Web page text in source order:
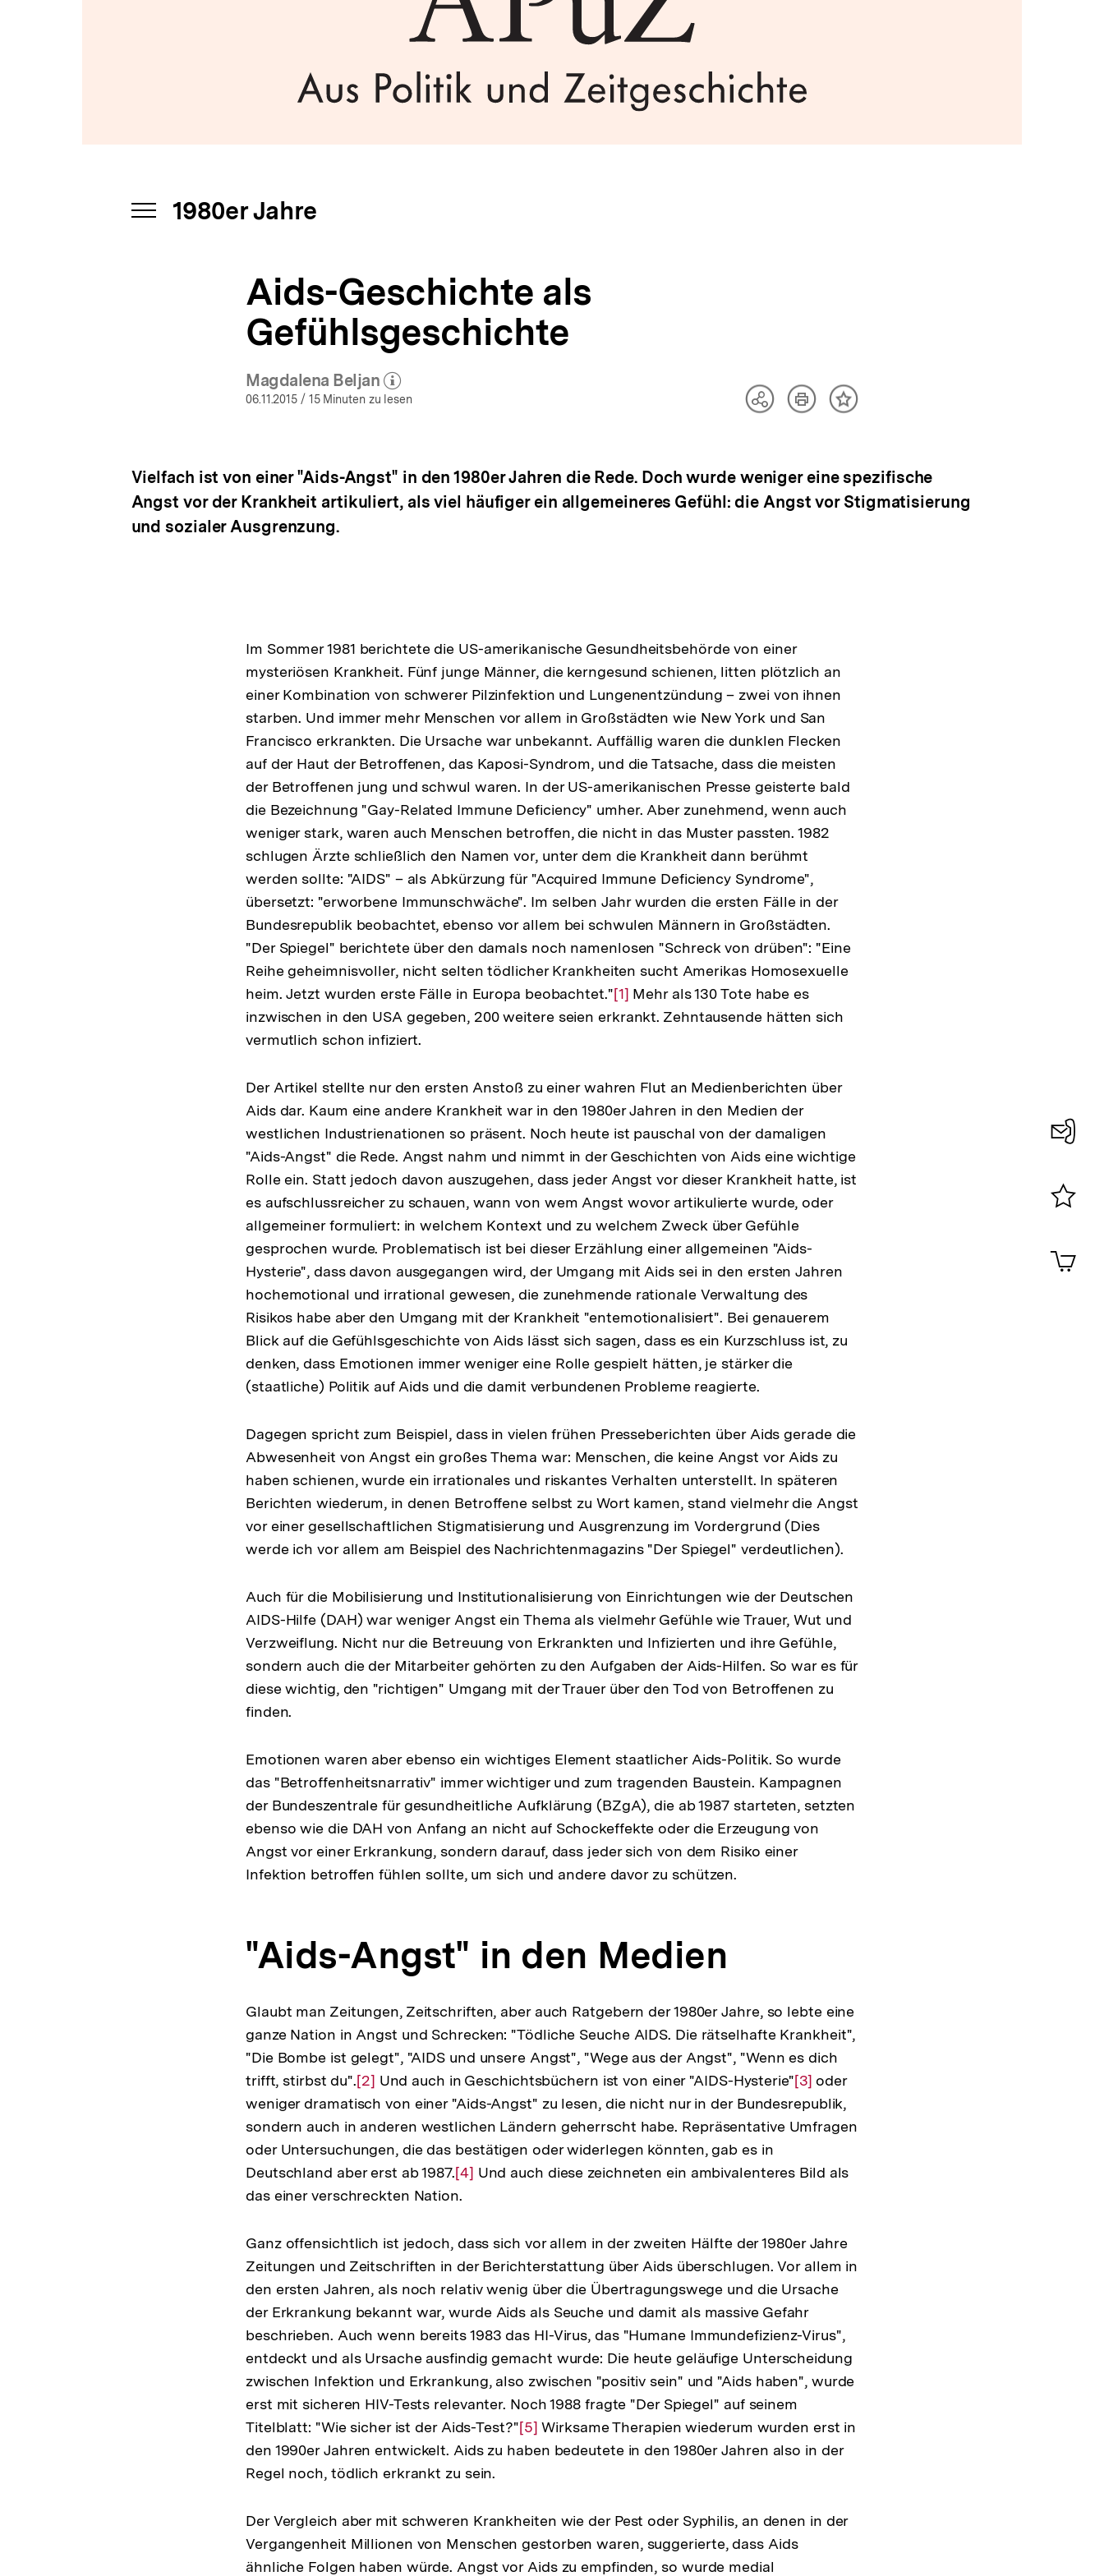
INHALTSNAVIGATION
1980er Jahre
Aids-Geschichte als
Gefühlsgeschichte
Magdalena Beljan
(Mehr zum Autor)
öffnen
06.11.2015 / 15 Minuten zu lesen
TeilenArtikelInhalt
Vielfach ist von einer "Aids-Angst" in den 1980er Jahren die Rede. Doch wurde weniger eine spezifische
Angst vor der Krankheit artikuliert, als viel häufiger ein allgemeineres Gefühl: die Angst vor Stigmatisierung
und sozialer Ausgrenzung.
Im Sommer 1981 berichtete die US-amerikanische Gesundheitsbehörde von einer
mysteriösen Krankheit. Fünf junge Männer, die kerngesund schienen, litten plötzlich an
einer Kombination von schwerer Pilzinfektion und Lungenentzündung – zwei von ihnen
starben. Und immer mehr Menschen vor allem in Großstädten wie New York und San
Francisco erkrankten. Die Ursache war unbekannt. Auffällig waren die dunklen Flecken
auf der Haut der Betroffenen, das Kaposi-Syndrom, und die Tatsache, dass die meisten
der Betroffenen jung und schwul waren. In der US-amerikanischen Presse geisterte bald
die Bezeichnung "Gay-Related Immune Deficiency" umher. Aber zunehmend, wenn auch
weniger stark, waren auch Menschen betroffen, die nicht in das Muster passten. 1982
schlugen Ärzte schließlich den Namen vor, unter dem die Krankheit dann berühmt
werden sollte: "AIDS" – als Abkürzung für "Acquired Immune Deficiency Syndrome",
übersetzt: "erworbene Immunschwäche". Im selben Jahr wurden die ersten Fälle in der
Bundesrepublik beobachtet, ebenso vor allem bei schwulen Männern in Großstädten.
"Der Spiegel" berichtete über den damals noch namenlosen "Schreck von drüben": "Eine
Reihe geheimnisvoller, nicht selten tödlicher Krankheiten sucht Amerikas Homosexuelle
heim. Jetzt wurden erste Fälle in Europa beobachtet."Zur
Auflösung
[1] Mehr als 130 Tote habe es
inzwischen in den USA gegeben, 200 weitere seien erkrankt. Zehntausende hätten sich
vermutlich schon infiziert.
Der Artikel stellte nur den ersten Anstoß zu einer wahren Flut an Medienberichten über
Aids dar. Kaum eine andere Krankheit war in den 1980er Jahren in den Medien der
westlichen Industrienationen so präsent. Noch heute ist pauschal von der damaligen
"Aids-Angst" die Rede. Angst nahm und nimmt in der Geschichten von Aids eine wichtige
Rolle ein. Statt jedoch davon auszugehen, dass jeder Angst vor dieser Krankheit hatte, ist
es aufschlussreicher zu schauen, wann von wem Angst wovor artikulierte wurde, oder
allgemeiner formuliert: in welchem Kontext und zu welchem Zweck über Gefühle
gesprochen wurde. Problematisch ist bei dieser Erzählung einer allgemeinen "Aids-
Hysterie", dass davon ausgegangen wird, der Umgang mit Aids sei in den ersten Jahren
hochemotional und irrational gewesen, die zunehmende rationale Verwaltung des
Risikos habe aber den Umgang mit der Krankheit "entemotionalisiert". Bei genauerem
Blick auf die Gefühlsgeschichte von Aids lässt sich sagen, dass es ein Kurzschluss ist, zu
denken, dass Emotionen immer weniger eine Rolle gespielt hätten, je stärker die
(staatliche) Politik auf Aids und die damit verbundenen Probleme reagierte.
Dagegen spricht zum Beispiel, dass in vielen frühen Presseberichten über Aids gerade die
Abwesenheit von Angst ein großes Thema war: Menschen, die keine Angst vor Aids zu
haben schienen, wurde ein irrationales und riskantes Verhalten unterstellt. In späteren
Berichten wiederum, in denen Betroffene selbst zu Wort kamen, stand vielmehr die Angst
vor einer gesellschaftlichen Stigmatisierung und Ausgrenzung im Vordergrund (Dies
werde ich vor allem am Beispiel des Nachrichtenmagazins "Der Spiegel" verdeutlichen).
Auch für die Mobilisierung und Institutionalisierung von Einrichtungen wie der Deutschen
AIDS-Hilfe (DAH) war weniger Angst ein Thema als vielmehr Gefühle wie Trauer, Wut und
Verzweiflung. Nicht nur die Betreuung von Erkrankten und Infizierten und ihre Gefühle,
sondern auch die der Mitarbeiter gehörten zu den Aufgaben der Aids-Hilfen. So war es für
diese wichtig, den "richtigen" Umgang mit der Trauer über den Tod von Betroffenen zu
finden.
Emotionen waren aber ebenso ein wichtiges Element staatlicher Aids-Politik. So wurde
das "Betroffenheitsnarrativ" immer wichtiger und zum tragenden Baustein. Kampagnen
der Bundeszentrale für gesundheitliche Aufklärung (BZgA), die ab 1987 starteten, setzten
ebenso wie die DAH von Anfang an nicht auf Schockeffekte oder die Erzeugung von
Angst vor einer Erkrankung, sondern darauf, dass jeder sich von dem Risiko einer
Infektion betroffen fühlen sollte, um sich und andere davor zu schützen.
"Aids-Angst" in den Medien
Glaubt man Zeitungen, Zeitschriften, aber auch Ratgebern der 1980er Jahre, so lebte eine
ganze Nation in Angst und Schrecken: "Tödliche Seuche AIDS. Die rätselhafte Krankheit",
"Die Bombe ist gelegt", "AIDS und unsere Angst", "Wege aus der Angst", "Wenn es dich
trifft, stirbst du".Zur
Auflösung
der
Fußnote
[2] Und auch in Geschichtsbüchern ist von einer "AIDS-Hysterie"Zur
Auflösung
der
[3] oder
weniger dramatisch von einer "Aids-Angst" zu lesen, die nicht nur in der Bundesrepublik,
sondern auch in anderen westlichen Ländern geherrscht habe. Repräsentative Umfragen
oder Untersuchungen, die das bestätigen oder widerlegen könnten, gab es in
Deutschland aber erst ab 1987.Zur
Auflösung
Fußnote
[4] Und auch diese zeichneten ein ambivalenteres Bild als
das einer verschreckten Nation.
Ganz offensichtlich ist jedoch, dass sich vor allem in der zweiten Hälfte der 1980er Jahre
Zeitungen und Zeitschriften in der Berichterstattung über Aids überschlugen. Vor allem in
den ersten Jahren, als noch relativ wenig über die Übertragungswege und die Ursache
der Erkrankung bekannt war, wurde Aids als Seuche und damit als massive Gefahr
beschrieben. Auch wenn bereits 1983 das HI-Virus, das "Humane Immundefizienz-Virus",
entdeckt und als Ursache ausfindig gemacht wurde: Die heute geläufige Unterscheidung
zwischen Infektion und Erkrankung, also zwischen "positiv sein" und "Aids haben", wurde
erst mit sicheren HIV-Tests relevanter. Noch 1988 fragte "Der Spiegel" auf seinem
Titelblatt: "Wie sicher ist der Aids-Test?"Zur
Auflösung
[5] Wirksame Therapien wiederum wurden erst in
den 1990er Jahren entwickelt. Aids zu haben bedeutete in den 1980er Jahren also in der
Regel noch, tödlich erkrankt zu sein.
Der Vergleich aber mit schweren Krankheiten wie der Pest oder Syphilis, an denen in der
Vergangenheit Millionen von Menschen gestorben waren, suggerierte, dass Aids
ähnliche Folgen haben würde. Angst vor Aids zu empfinden, so wurde medial